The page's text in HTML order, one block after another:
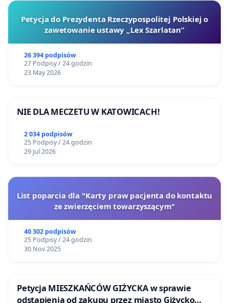
Petycja do Prezydenta Rzeczypospolitej Polskiej o
zawetowanie ustawy „Lex Szarlatan”
26 394 podpisów
27 Podpisy / 24 godzin
23 May 2026
NIE DLA MECZETU W KATOWICACH!
2 034 podpisów
25 Podpisy / 24 godzin
29 Jul 2026
List poparcia dla "Karty praw pacjenta do kontaktu
ze zwierzęciem towarzyszącym"
40 302 podpisów
25 Podpisy / 24 godzin
30 Nov 2025
Petycja MIESZKAŃCÓW GIŻYCKA w sprawie
odstąpienia od zakupu przez miasto Giżycko